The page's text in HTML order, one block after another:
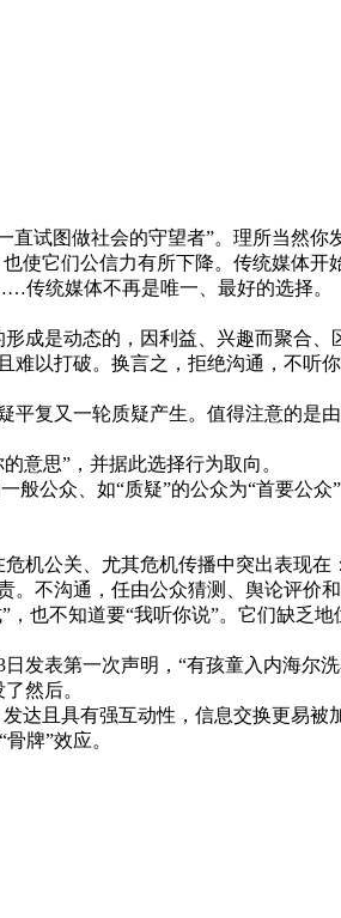
图做社会的守望者”。理所当然你
使它们公信力有所下降。传统媒体开
传统媒体不再是唯一、最好的选择。
是动态的，因利益、兴趣而聚合、
打破。换言之，拒绝沟通，不听
又一轮质疑产生。值得注意的是
意思”，并据此选择行为取向。
众、如“质疑”的公众为“首要公众
机公关、尤其危机传播中突出表现在
不沟通，任由公众猜测、舆论评价
也不知道要“我听你说”。它们缺乏地
表第一次声明，“有孩童入内海尔
然后。
且具有强互动性，信息交换更易被
牌”效应。